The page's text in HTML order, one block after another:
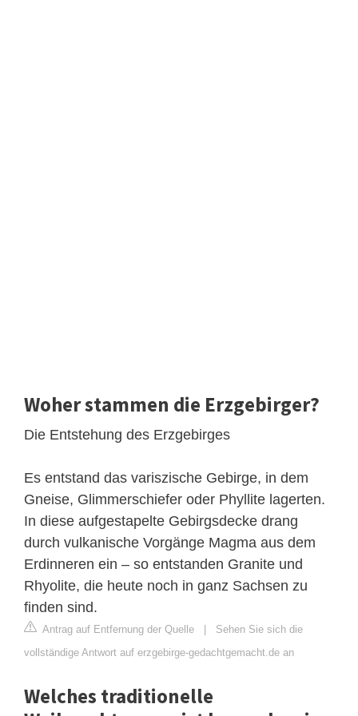
Woher stammen die Erzgebirger?
Die Entstehung des Erzgebirges
Es entstand das variszische Gebirge, in dem
Gneise, Glimmerschiefer oder Phyllite lagerten.
In diese aufgestapelte Gebirgsdecke drang
durch vulkanische Vorgänge Magma aus dem
Erdinneren ein – so entstanden Granite und
Rhyolite, die heute noch in ganz Sachsen zu
finden sind.
Antrag auf Entfernung der Quelle | Sehen Sie sich die
vollständige Antwort auf erzgebirge-gedachtgemacht.de an
Welches traditionelle